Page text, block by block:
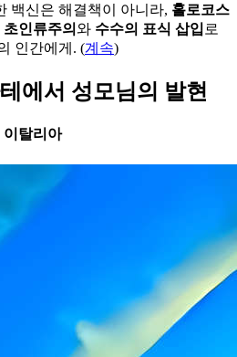
백신은 해결책이 아니라, 홀로코스
초인류주의 와 수수의 표식 삽입 로
인간에게. (계속)
에서 성모님의 발현
이탈리아